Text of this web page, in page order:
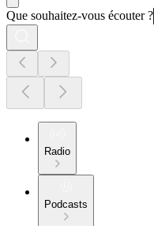
Que souhaitez-vous écouter ?
Radio
Podcasts